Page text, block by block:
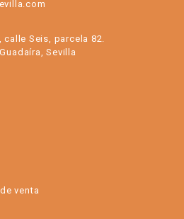
calle Seis, parcela 82.
Sevilla
venta